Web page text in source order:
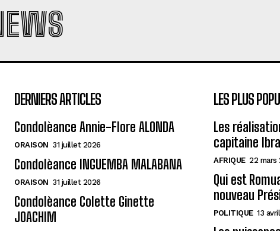
DERNIERS ARTICLES
Condolèance Annie-Flore ALONDA
ORAISON 31 juillet 2026
Condolèance INGUEMBA MALABANA
ORAISON 31 juillet 2026
Condolèance Colette Ginette
JOACHIM
LES PLUS
Les
capitaine
AFRIQUE 22 mars
Qui est
nouveau
POLITIQUE 13